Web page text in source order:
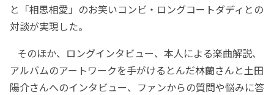
と「相思相愛」のお笑いコンビ・ロングコートダディとの
対談が実現した。
そのほか、ロングインタビュー、本人による楽曲解説、
アルバムのアートワークを手がけるとんだ林蘭さんと土田
陽介さんへのインタビュー、ファンからの質問や悩みに答